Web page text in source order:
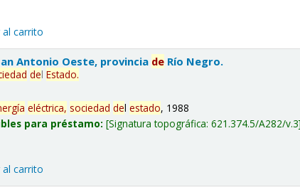
al carrito
Antonio Oeste, provincia de Río Negro.
delEstado.
eléctrica, sociedad delestado, 1988
para préstamo: Signatura topográfica:621.374.5/A282/v.3
al carrito